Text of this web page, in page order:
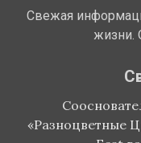
Свежая
жизни.
«Разноцветные